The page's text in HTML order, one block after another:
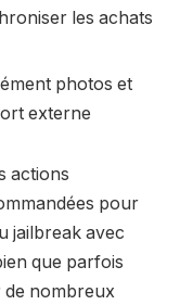
les achats
photos et
externe
actions
pour
jailbreak avec
que parfois
de nombreux